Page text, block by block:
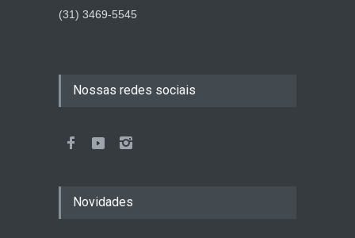
(31) 3469-5545
Nossas redes sociais
Novidades